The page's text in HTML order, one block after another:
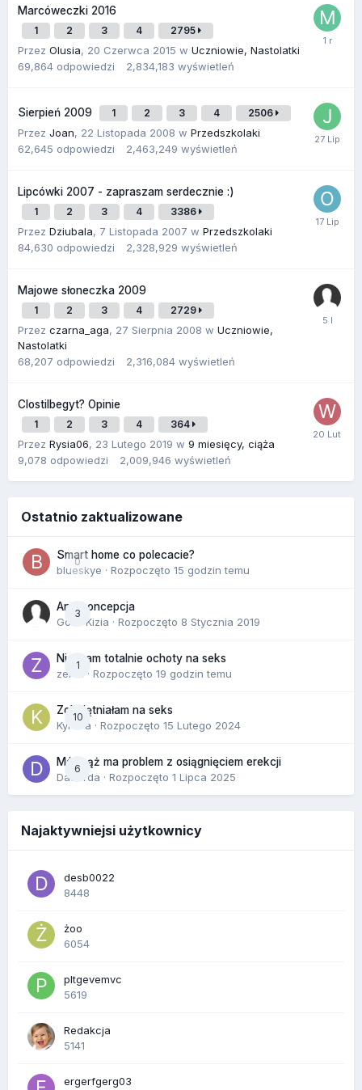
Marcóweczki 2016
1 2 3 4 2795
Przez Olusia, 20 Czerwca 2015 w Uczniowie, Nastolatki
69,864 odpowiedzi 2,834,183 wyświetleń
Sierpień 2009 1 2 3 4 2506
Przez Joan, 22 Listopada 2008 w Przedszkolaki
62,645 odpowiedzi 2,463,249 wyświetleń
Lipcówki 2007 - zapraszam serdecznie :)
1 2 3 4 3386
Przez Dziubala, 7 Listopada 2007 w Przedszkolaki
84,630 odpowiedzi 2,328,929 wyświetleń
Majowe słoneczka 2009
1 2 3 4 2729
Przez czarna_aga, 27 Sierpnia 2008 w Uczniowie,
Nastolatki
68,207 odpowiedzi 2,316,084 wyświetleń
Clostilbegyt? Opinie
1 2 3 4 364
Przez Rysia06, 23 Lutego 2019 w 9 miesięcy, ciąża
9,078 odpowiedzi 2,009,946 wyświetleń
Ostatnio zaktualizowane
0
Smart home co polecacie?
blueskye · Rozpoczęto 15 godzin temu
3
Antykoncepcja
Gość Kizia · Rozpoczęto 8 Stycznia 2019
1
Nie mam totalnie ochoty na seks
zenla
· Rozpoczęto 19 godzin temu
10
Zobojętniałam na seks
Kynara · Rozpoczęto 15 Lutego 2024
6
Mój mąż ma problem z osiągnięciem erekcji
Dafiorda · Rozpoczęto 1 Lipca 2025
Najaktywniejsi użytkownicy
desb0022
8448
żoo
6054
pltgevemvc
5619
Redakcja
5141
ergerfgerg03